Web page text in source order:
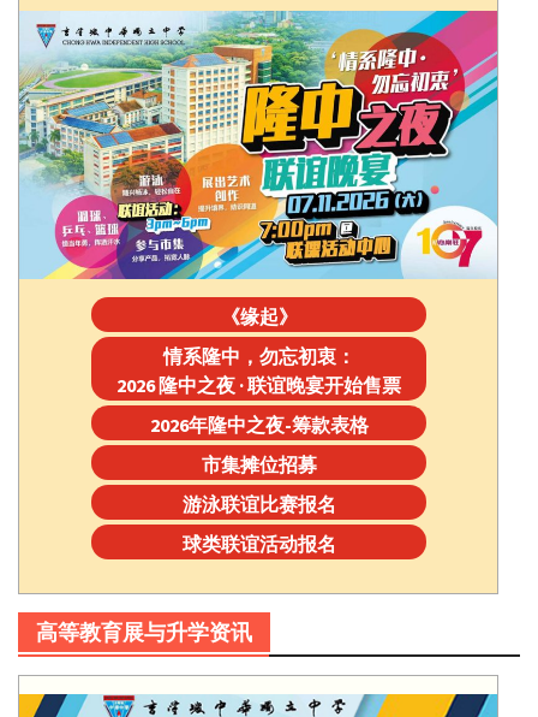
《缘起》
情系隆中，勿忘初衷：
2026 隆中之夜 · 联谊晚宴开始售票
2026年隆中之夜-筹款表格
市集摊位招募
游泳联谊比赛报名
球类联谊活动报名
高等教育展与升学资讯